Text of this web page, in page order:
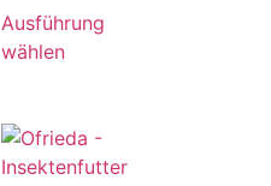
Ausführung
wählen